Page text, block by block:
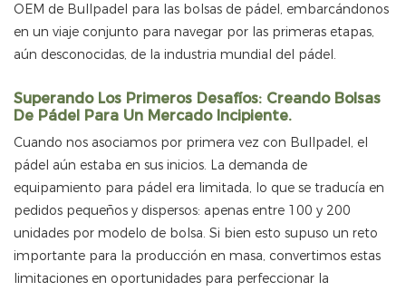
OEM de Bullpadel para las bolsas de pádel, embarcándonos
en un viaje conjunto para navegar por las primeras etapas,
aún desconocidas, de la industria mundial del pádel.
Superando Los Primeros Desafíos: Creando Bolsas
De Pádel Para Un Mercado Incipiente.
Cuando nos asociamos por primera vez con Bullpadel, el
pádel aún estaba en sus inicios. La demanda de
equipamiento para pádel era limitada, lo que se traducía en
pedidos pequeños y dispersos: apenas entre 100 y 200
unidades por modelo de bolsa. Si bien esto supuso un reto
importante para la producción en masa, convertimos estas
limitaciones en oportunidades para perfeccionar la